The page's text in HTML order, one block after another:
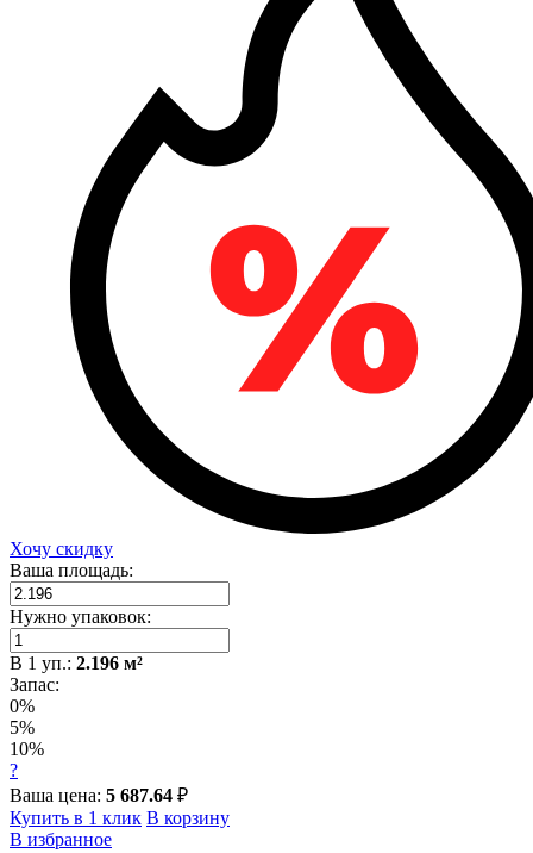
Хочу скидку
Ваша площадь:
Нужно упаковок:
В 1 уп.: 2.196 м²
Запас:
0%
5%
10%
?
Ваша цена: 5 687.64 ₽
Купить в 1 клик В корзину
В избранное